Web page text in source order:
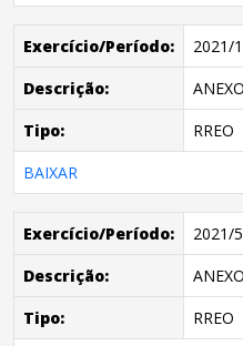
Exercício/Período:
2021/
Descrição:
Tipo:
RREO
BAIXAR
Exercício/Período:
2021/
Descrição:
Tipo:
RREO